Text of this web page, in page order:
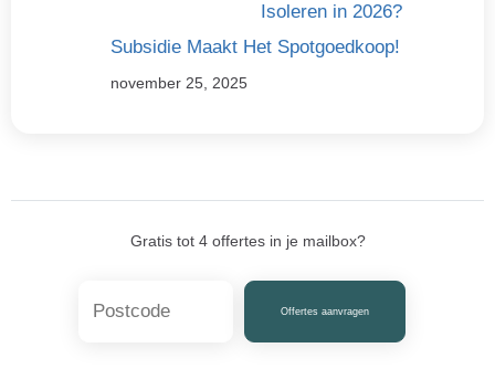
Isoleren in 2026?
Subsidie Maakt Het Spotgoedkoop!
november 25, 2025
Gratis tot 4 offertes in je mailbox?
Offertes aanvragen